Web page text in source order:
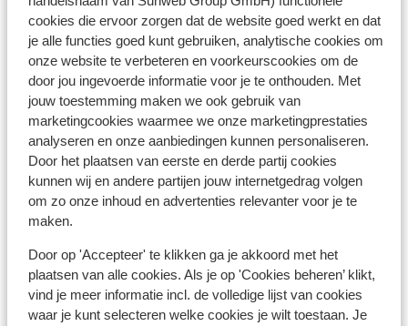
cookies die ervoor zorgen dat de website goed werkt en dat
je alle functies goed kunt gebruiken, analytische cookies om
onze website te verbeteren en voorkeurscookies om de
door jou ingevoerde informatie voor je te onthouden. Met
jouw toestemming maken we ook gebruik van
marketingcookies waarmee we onze marketingprestaties
analyseren en onze aanbiedingen kunnen personaliseren.
Door het plaatsen van eerste en derde partij cookies
kunnen wij en andere partijen jouw internetgedrag volgen
om zo onze inhoud en advertenties relevanter voor je te
maken.
Door op 'Accepteer' te klikken ga je akkoord met het
plaatsen van alle cookies. Als je op 'Cookies beheren’ klikt,
vind je meer informatie incl. de volledige lijst van cookies
waar je kunt selecteren welke cookies je wilt toestaan. Je
bedlinnen inclusief verschoning 1 keer per
week
handdoeken inclusief verschoning 1 keer per
week
Bekijk alle faciliteiten
Reisinformatie
Verzorging
Huurauto
Wat gasten vinden